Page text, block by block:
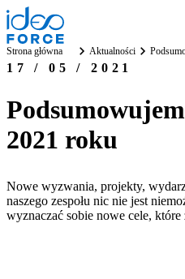
Strona główna
Aktualności
17 / 05 / 2021
2021 roku
Nowe wyzwania, projekty,
naszego zespołu nic nie jest
wyznaczać sobie nowe cele, które